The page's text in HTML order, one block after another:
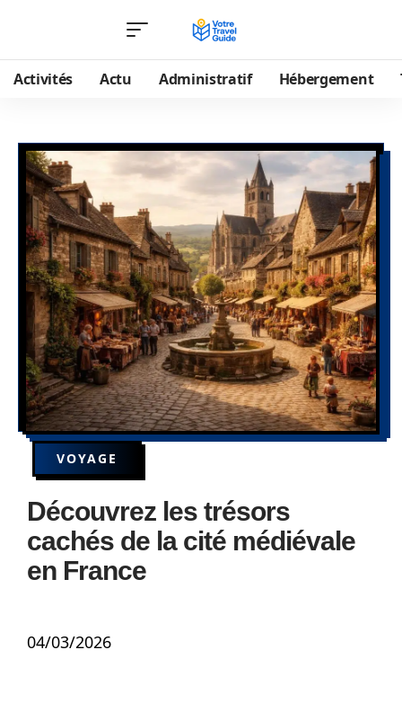
Activités Actu Administratif Hébergement
VOYAGE
Découvrez les trésors
cachés de la cité médiévale
en France
04/03/2026